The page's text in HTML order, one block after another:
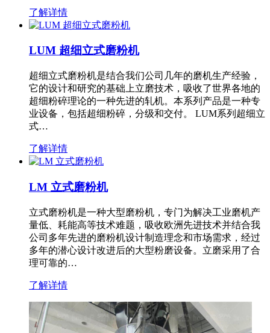
了解详情
LUM 超细立式磨粉机
超细立式磨粉机是结合我们公司几年的磨机生产经验，
它的设计和研究的基础上立磨技术，吸收了世界各地的
超细粉碎理论的一种先进的轧机。本系列产品是一种专
业设备，包括超细粉碎，分级和交付。 LUM系列超细立
式…
了解详情
LM 立式磨粉机
立式磨粉机是一种大型磨粉机，专门为解决工业磨机产
量低、耗能高等技术难题，吸收欧洲先进技术并结合我
公司多年先进的磨粉机设计制造理念和市场需求，经过
多年的潜心设计改进后的大型粉磨设备。立磨采用了合
理可靠的…
了解详情